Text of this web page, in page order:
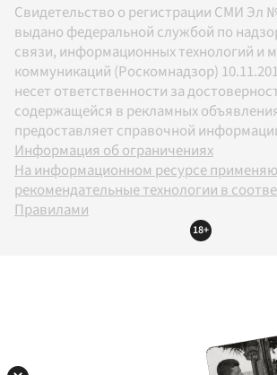
Свидетельство о регистрации СМИ Эл
выдано федеральной службой по
связи, информационных технологий и
коммуникаций (Роскомнадзор)
несет ответственности за
содержащейся в рекламных
предоставляет справочной
Информация об ограничениях
На информационном ресурсе
рекомендательные технологии в
Правилами
18+